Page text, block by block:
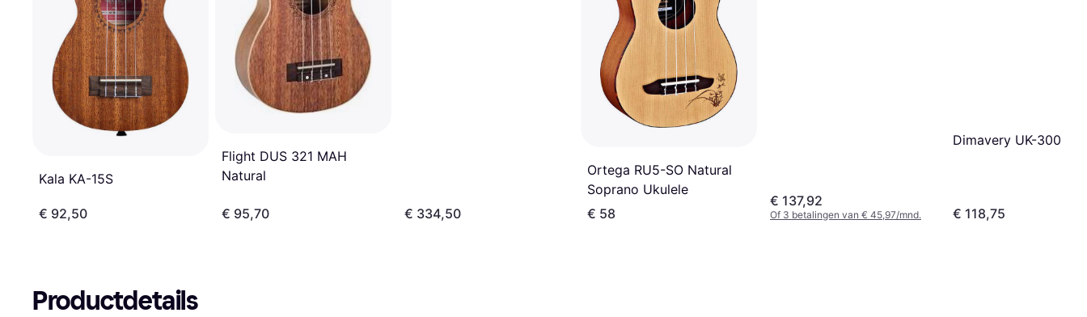
Kala KA-15S
€ 92,50
Flight DUS 321 MAH
Natural
€ 95,70 € 334,50
Ortega RU5-SO Natural
Soprano Ukulele
€ 58
€ 137,92
Of 3 betalingen van € 45,97/mnd.
Dimavery UK-300
€ 118,75
Productdetails